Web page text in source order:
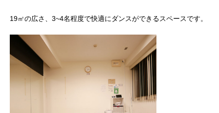
19㎡の広さ、3~4名程度で快適にダンスができるスペースです。